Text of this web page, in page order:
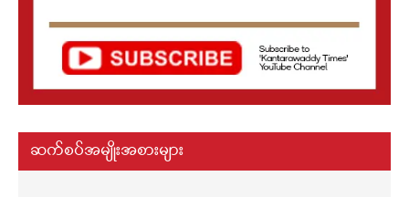
ဆက်စပ်အမျိုးအစားများ